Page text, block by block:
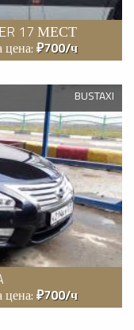
17 МЕСТ
₽700/ч
BUSTAXI
₽700/ч